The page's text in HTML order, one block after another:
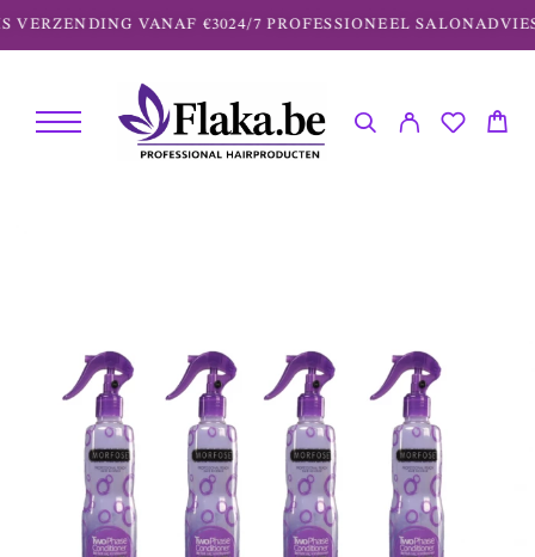
VERZENDING VANAF €3024/7 PROFESSIONEEL SALONADVIES